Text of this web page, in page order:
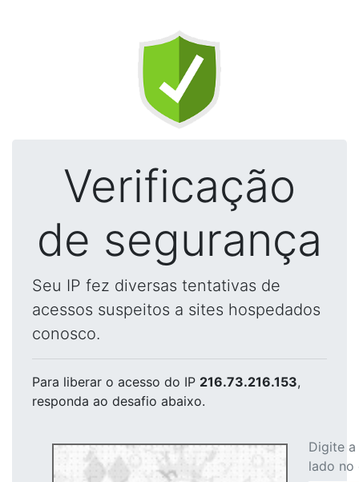
Verificação
de segurança
Seu IP fez diversas tentativas de
acessos suspeitos a sites hospedados
conosco.
Para liberar o acesso do IP 216.73.216.153,
responda ao desafio abaixo.
Digite
lado no